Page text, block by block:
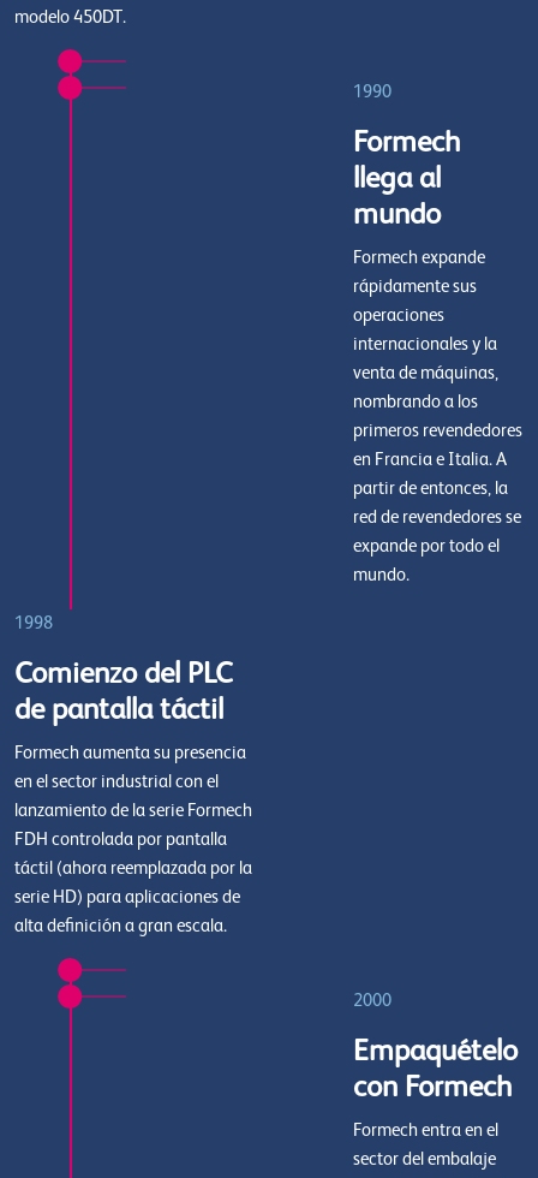
modelo 450DT.
1990
Formech
llega al
mundo
Formech expande
rápidamente sus
operaciones
internacionales y la
venta de máquinas,
nombrando a los
primeros revendedores
en Francia e Italia. A
partir de entonces, la
red de revendedores se
expande por todo el
mundo.
1998
Comienzo del PLC
de pantalla táctil
Formech aumenta su presencia
en el sector industrial con el
lanzamiento de la serie Formech
FDH controlada por pantalla
táctil (ahora reemplazada por la
serie HD) para aplicaciones de
alta definición a gran escala.
2000
Empaquételo
con Formech
Formech entra en el
sector del embalaje